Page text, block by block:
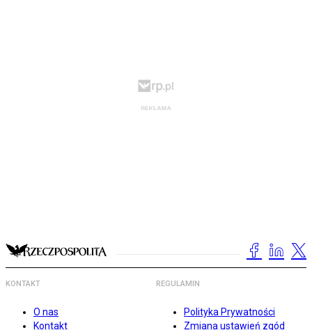
KONTAKT
O nas
Kontakt
REGULAMIN
Polityka Prywatności
Zmiana ustawień zgód